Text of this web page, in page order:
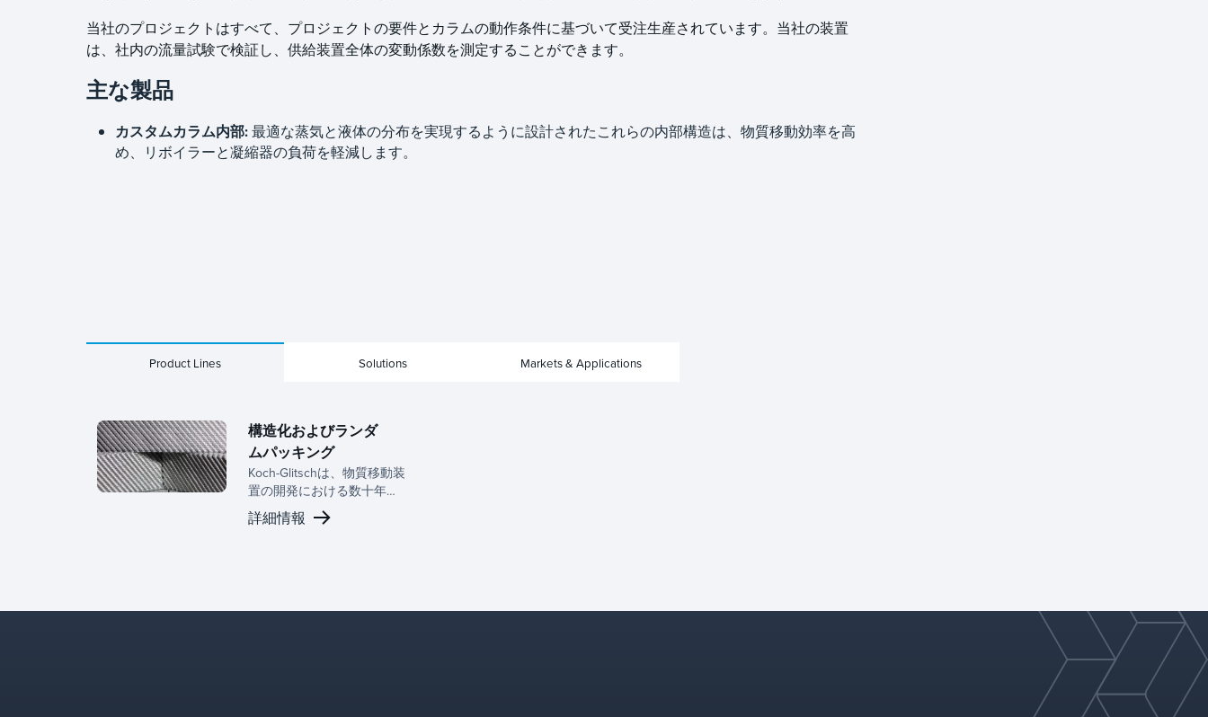
当社のプロジェクトはすべて、プロジェクトの要件とカラムの動作条件に基づいて受注生産されています。当社の装置
は、社内の流量試験で検証し、供給装置全体の変動係数を測定することができます。
主な製品
カスタムカラム内部:最適な蒸気と液体の分布を実現するように設計されたこれらの内部構造は、物質移動効率を高
め、リボイラーと凝縮器の負荷を軽減します。
Product Lines Solutions Markets & Applications
構造化およびランダ
ムパッキング
Koch-Glitschは、物質移動装
置の開発における数十年に
わたる専門知識と専任の研
究開発チームに裏打ちされ
詳細情報